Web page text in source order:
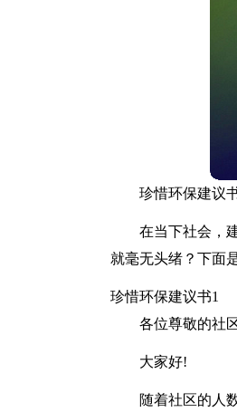
珍惜环保建议
在当下社会，
就毫无头绪？下面
珍惜环保建议书1
各位尊敬的社
大家好!
随着社区的人